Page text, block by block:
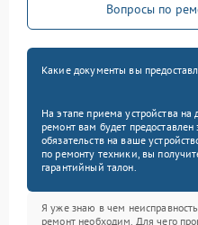
Вопросы по
Какие документы вы
На этапе приема устройства
ремонт вам будет
обязательств на ваше
по ремонту техники, вы
гарантийный талон.
Я уже знаю в чем
ремонт необходим. Для чего